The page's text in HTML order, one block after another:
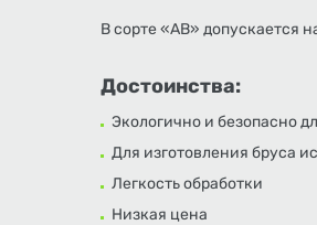
В сорте «АВ» допускается
Достоинства:
Экологично и безопасно
Для изготовления бруса
Легкость обработки
Низкая цена